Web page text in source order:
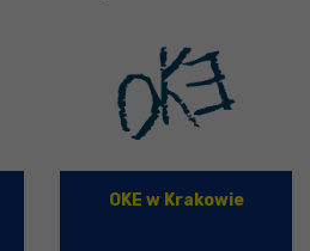
OKE w Krakowie